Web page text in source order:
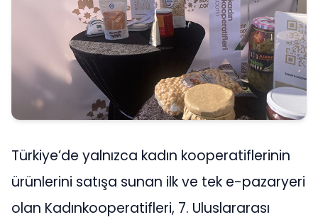
Türkiye’de yalnızca kadın kooperatiflerinin
ürünlerini satışa sunan ilk ve tek e-pazaryeri
olan Kadınkooperatifleri, 7. Uluslararası